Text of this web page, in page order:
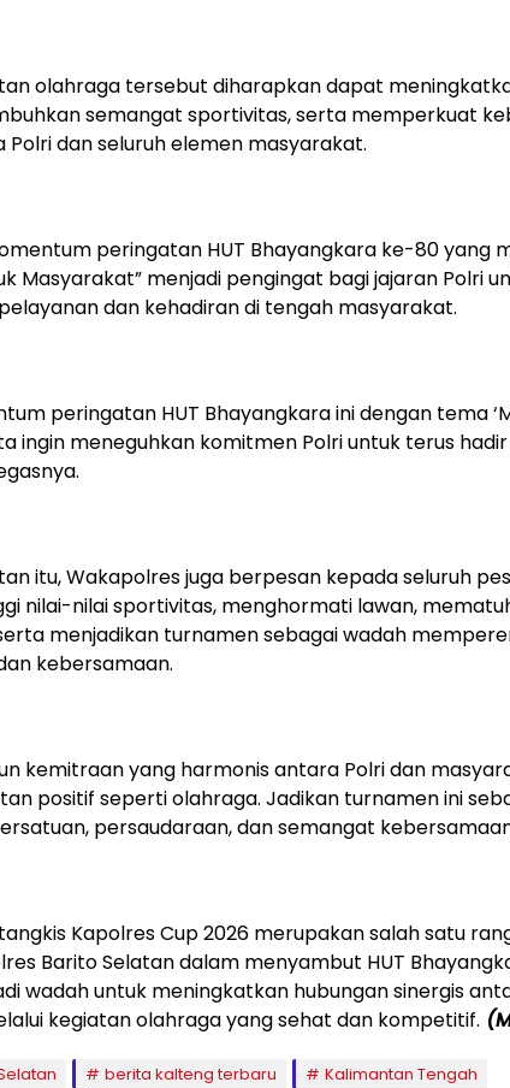
olahraga tersebut diharapkan dapat
semangat sportivitas, serta memperkuat
dan seluruh elemen masyarakat.
peringatan HUT Bhayangkara ke-80 yang
Masyarakat” menjadi pengingat bagi jajaran Polri
dan kehadiran di tengah masyarakat.
peringatan HUT Bhayangkara ini dengan tema
ingin meneguhkan komitmen Polri untuk terus
itu, Wakapolres juga berpesan kepada seluruh
nilai-nilai sportivitas, menghormati lawan,
menjadikan turnamen sebagai wadah
kebersamaan.
kemitraan yang harmonis antara Polri dan
positif seperti olahraga. Jadikan turnamen ini
persaudaraan, dan semangat
Kapolres Cup 2026 merupakan salah satu
Barito Selatan dalam menyambut HUT
wadah untuk meningkatkan hubungan sinergis
kegiatan olahraga yang sehat dan kompetitif.
berita kalteng terbaru
Kalimantan Tengah